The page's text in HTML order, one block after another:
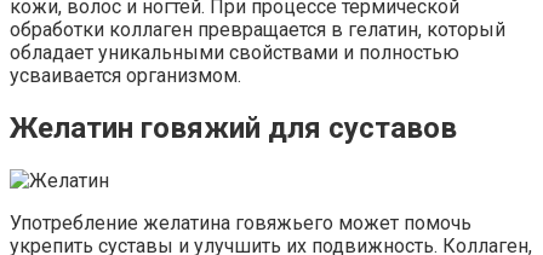
кожи, волос и ногтей. При процессе термической
обработки коллаген превращается в гелатин, который
обладает уникальными свойствами и полностью
усваивается организмом.
Желатин говяжий для суставов
Употребление желатина говяжьего может помочь
укрепить суставы и улучшить их подвижность. Коллаген,